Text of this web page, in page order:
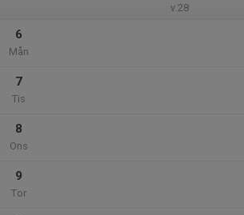
v.28
6
Mån
7
Tis
8
Ons
9
Tor